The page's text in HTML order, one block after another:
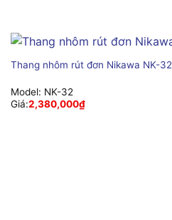
Thang nhôm rút đơn Nikawa NK-32
Model: NK-32
Giá:2,380,000₫